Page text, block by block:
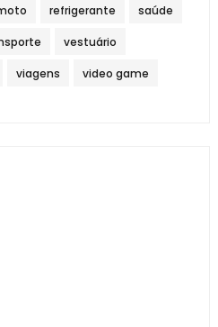
refrigerante saúde
vestuário
viagens video game